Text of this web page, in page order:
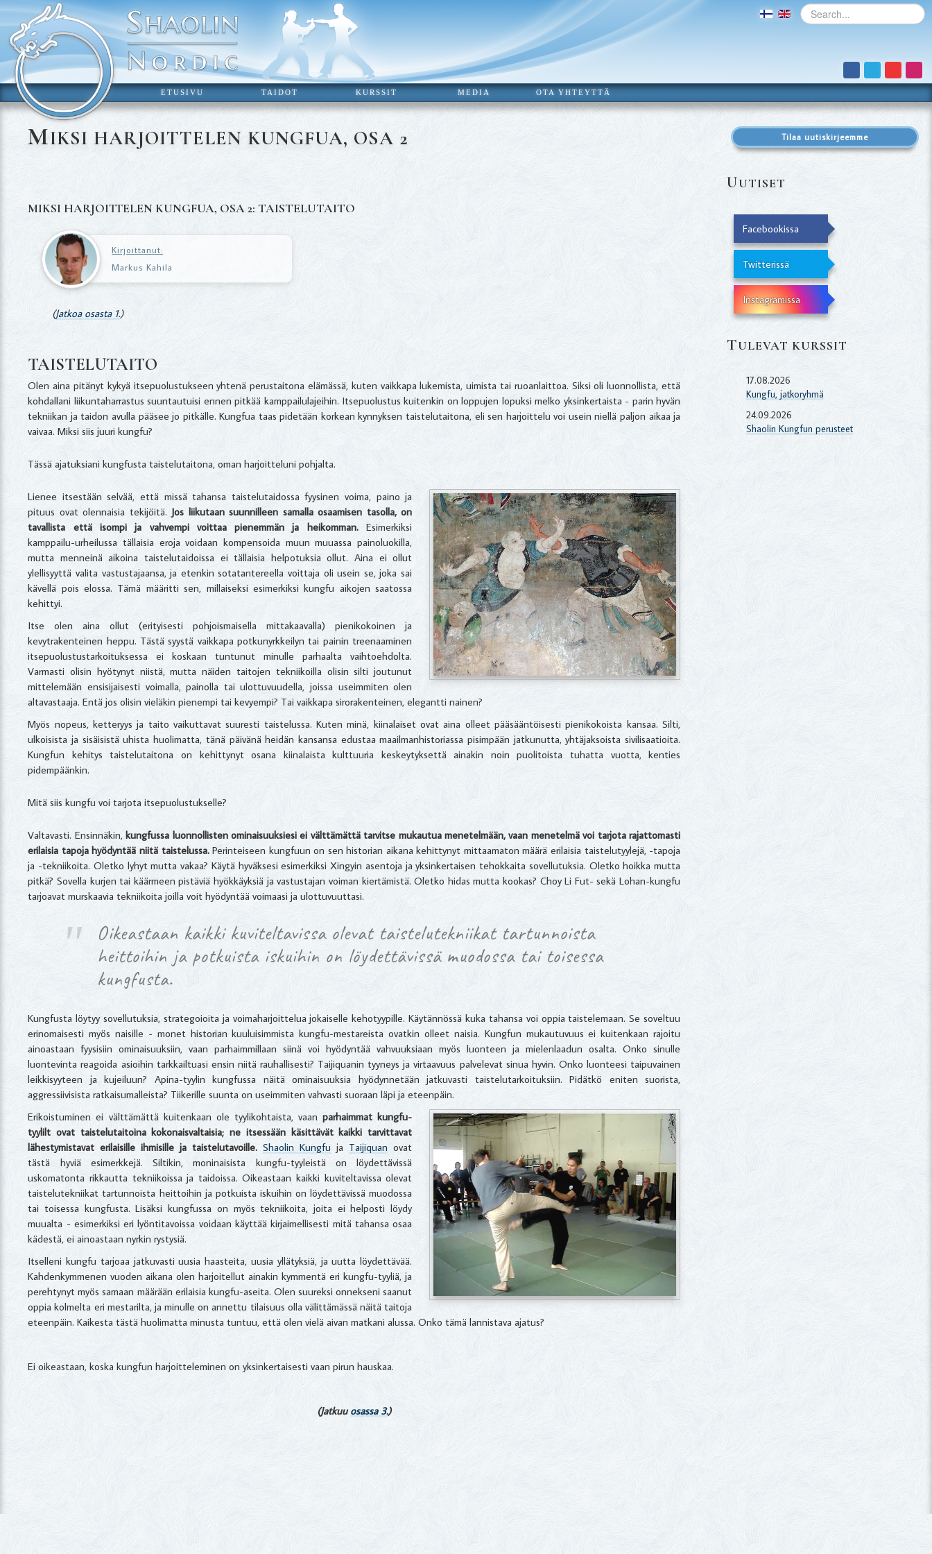
ETUSIVU TAIDOT KURSSIT MEDIA OTA YHTEYTTÄ
MIKSI HARJOITTELEN KUNGFUA, OSA 2
MIKSI HARJOITTELEN KUNGFUA, OSA 2: TAISTELUTAITO
Kirjoittanut:
Markus Kahila
(Jatkoa osasta 1.)
TAISTELUTAITO
Olen aina pitänyt kykyä itsepuolustukseen yhtenä perustaitona elämässä, kuten vaikkapa lukemista, uimista tai ruoanlaittoa. Siksi oli luonnollista, että
kohdallani liikuntaharrastus suuntautuisi ennen pitkää kamppailulajeihin. Itsepuolustus kuitenkin on loppujen lopuksi melko yksinkertaista - parin hyvän
tekniikan ja taidon avulla pääsee jo pitkälle. Kungfua taas pidetään korkean kynnyksen taistelutaitona, eli sen harjoittelu voi usein niellä paljon aikaa ja
vaivaa. Miksi siis juuri kungfu?
Tässä ajatuksiani kungfusta taistelutaitona, oman harjoitteluni pohjalta.
Lienee itsestään selvää, että missä tahansa taistelutaidossa fyysinen voima, paino ja
pituus ovat olennaisia tekijöitä. Jos liikutaan suunnilleen samalla osaamisen tasolla, on
tavallista että isompi ja vahvempi voittaa pienemmän ja heikomman.Esimerkiksi
kamppailu-urheilussa tällaisia eroja voidaan kompensoida muun muuassa painoluokilla,
mutta menneinä aikoina taistelutaidoissa ei tällaisia helpotuksia ollut. Aina ei ollut
ylellisyyttä valita vastustajaansa, ja etenkin sotatantereella voittaja oli usein se, joka sai
kävellä pois elossa. Tämä määritti sen, millaiseksi esimerkiksi kungfu aikojen saatossa
kehittyi.
Itse olen aina ollut (erityisesti pohjoismaisella mittakaavalla) pienikokoinen ja
kevytrakenteinen heppu. Tästä syystä vaikkapa potkunyrkkeilyn tai painin treenaaminen
itsepuolustustarkoituksessa ei koskaan tuntunut minulle parhaalta vaihtoehdolta.
Varmasti olisin hyötynyt niistä, mutta näiden taitojen tekniikoilla olisin silti joutunut
mittelemään ensisijaisesti voimalla, painolla tai ulottuvuudella, joissa useimmiten olen
altavastaaja. Entä jos olisin vieläkin pienempi tai kevyempi? Tai vaikkapa sirorakenteinen, elegantti nainen?
Myös nopeus, ketteryys ja taito vaikuttavat suuresti taistelussa. Kuten minä, kiinalaiset ovat aina olleet pääsääntöisesti pienikokoista kansaa. Silti,
ulkoisista ja sisäisistä uhista huolimatta, tänä päivänä heidän kansansa edustaa maailmanhistoriassa pisimpään jatkunutta, yhtäjaksoista sivilisaatioita.
Kungfun kehitys taistelutaitona on kehittynyt osana kiinalaista kulttuuria keskeytyksettä ainakin noin puolitoista tuhatta vuotta, kenties
pidempäänkin.
Mitä siis kungfu voi tarjota itsepuolustukselle?
Valtavasti. Ensinnäkin,kungfussa luonnollisten ominaisuuksiesi ei välttämättä tarvitse mukautua menetelmään, vaan menetelmä voi tarjota rajattomasti
erilaisia tapoja hyödyntää niitä taistelussa.Perinteiseen kungfuun on sen historian aikana kehittynyt mittaamaton määrä erilaisia taistelutyylejä, -tapoja
ja -tekniikoita. Oletko lyhyt mutta vakaa? Käytä hyväksesi esimerkiksi Xingyin asentoja ja yksinkertaisen tehokkaita sovellutuksia. Oletko hoikka mutta
pitkä? Sovella kurjen tai käärmeen pistäviä hyökkäyksiä ja vastustajan voiman kiertämistä. Oletko hidas mutta kookas? Choy Li Fut- sekä Lohan-kungfu
tarjoavat murskaavia tekniikoita joilla voit hyödyntää voimaasi ja ulottuvuuttasi.
Oikeastaan kaikki kuviteltavissa olevat taistelutekniikat tartunnoista
heittoihin ja potkuista iskuihin on löydettävissä muodossa tai toisessa
kungfusta.
Kungfusta löytyy sovellutuksia, strategoioita ja voimaharjoittelua jokaiselle kehotyypille. Käytännössä kuka tahansa voi oppia taistelemaan. Se soveltuu
erinomaisesti myös naisille - monet historian kuuluisimmista kungfu-mestareista ovatkin olleet naisia. Kungfun mukautuvuus ei kuitenkaan rajoitu
ainoastaan fyysisiin ominaisuuksiin, vaan parhaimmillaan siinä voi hyödyntää vahvuuksiaan myös luonteen ja mielenlaadun osalta. Onko sinulle
luontevinta reagoida asioihin tarkkailtuasi ensin niitä rauhallisesti? Taijiquanin tyyneys ja virtaavuus palvelevat sinua hyvin. Onko luonteesi taipuvainen
leikkisyyteen ja kujeiluun? Apina-tyylin kungfussa näitä ominaisuuksia hyödynnetään jatkuvasti taistelutarkoituksiin. Pidätkö eniten suorista,
aggressiivisista ratkaisumalleista? Tiikerille suunta on useimmiten vahvasti suoraan läpi ja eteenpäin.
Erikoistuminen ei välttämättä kuitenkaan ole tyylikohtaista, vaanparhaimmat kungfu-
tyylilt ovat taistelutaitoina kokonaisvaltaisia; ne itsessään käsittävät kaikki tarvittavat
lähestymistavat erilaisille ihmisille ja taistelutavoille. Shaolin Kungfu ja Taijiquan ovat
tästä hyviä esimerkkejä. Siltikin, moninaisista kungfu-tyyleistä on löydettävissä
uskomatonta rikkautta tekniikoissa ja taidoissa. Oikeastaan kaikki kuviteltavissa olevat
taistelutekniikat tartunnoista heittoihin ja potkuista iskuihin on löydettävissä muodossa
tai toisessa kungfusta. Lisäksi kungfussa on myös tekniikoita, joita ei helposti löydy
muualta - esimerkiksi eri lyöntitavoissa voidaan käyttää kirjaimellisesti mitä tahansa osaa
kädestä, ei ainoastaan nyrkin rystysiä.
Itselleni kungfu tarjoaa jatkuvasti uusia haasteita, uusia yllätyksiä, ja uutta löydettävää.
Kahdenkymmenen vuoden aikana olen harjoitellut ainakin kymmentä eri kungfu-tyyliä, ja
perehtynyt myös samaan määrään erilaisia kungfu-aseita. Olen suureksi onnekseni saanut
oppia kolmelta eri mestarilta, ja minulle on annettu tilaisuus olla välittämässä näitä taitoja
eteenpäin. Kaikesta tästä huolimatta minusta tuntuu, että olen vielä aivan matkani alussa. Onko tämä lannistava ajatus?
Ei oikeastaan, koska kungfun harjoitteleminen on yksinkertaisesti vaan pirun hauskaa.
(Jatkuuosassa 3.)
Tilaa uutiskirjeemme
UUTISET
Facebookissa
Twitterissä
Instagramissa
TULEVAT KURSSIT
17.08.2026
Kungfu, jatkoryhmä
24.09.2026
Shaolin Kungfun perusteet